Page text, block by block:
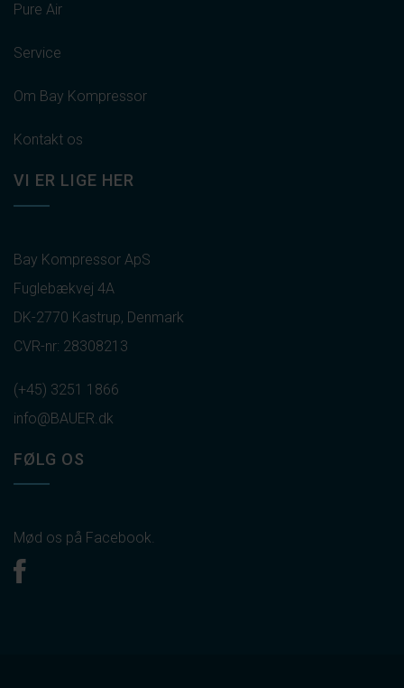
Pure Air
Service
Om Bay Kompressor
Kontakt os
VI ER LIGE HER
Bay Kompressor ApS
Fuglebækvej 4A
DK-2770 Kastrup, Denmark
CVR-nr: 28308213
(+45) 3251 1866
info@BAUER.dk
FØLG OS
Mød os på Facebook.